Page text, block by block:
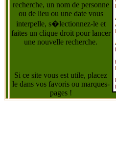
recherche, un nom de personne
ou de lieu ou une date vous
interpelle, s�lectionnez-le et
faites un clique droit pour lancer
une nouvelle recherche.
Si ce site vous est utile, placez
le dans vos favoris ou marques-
pages !